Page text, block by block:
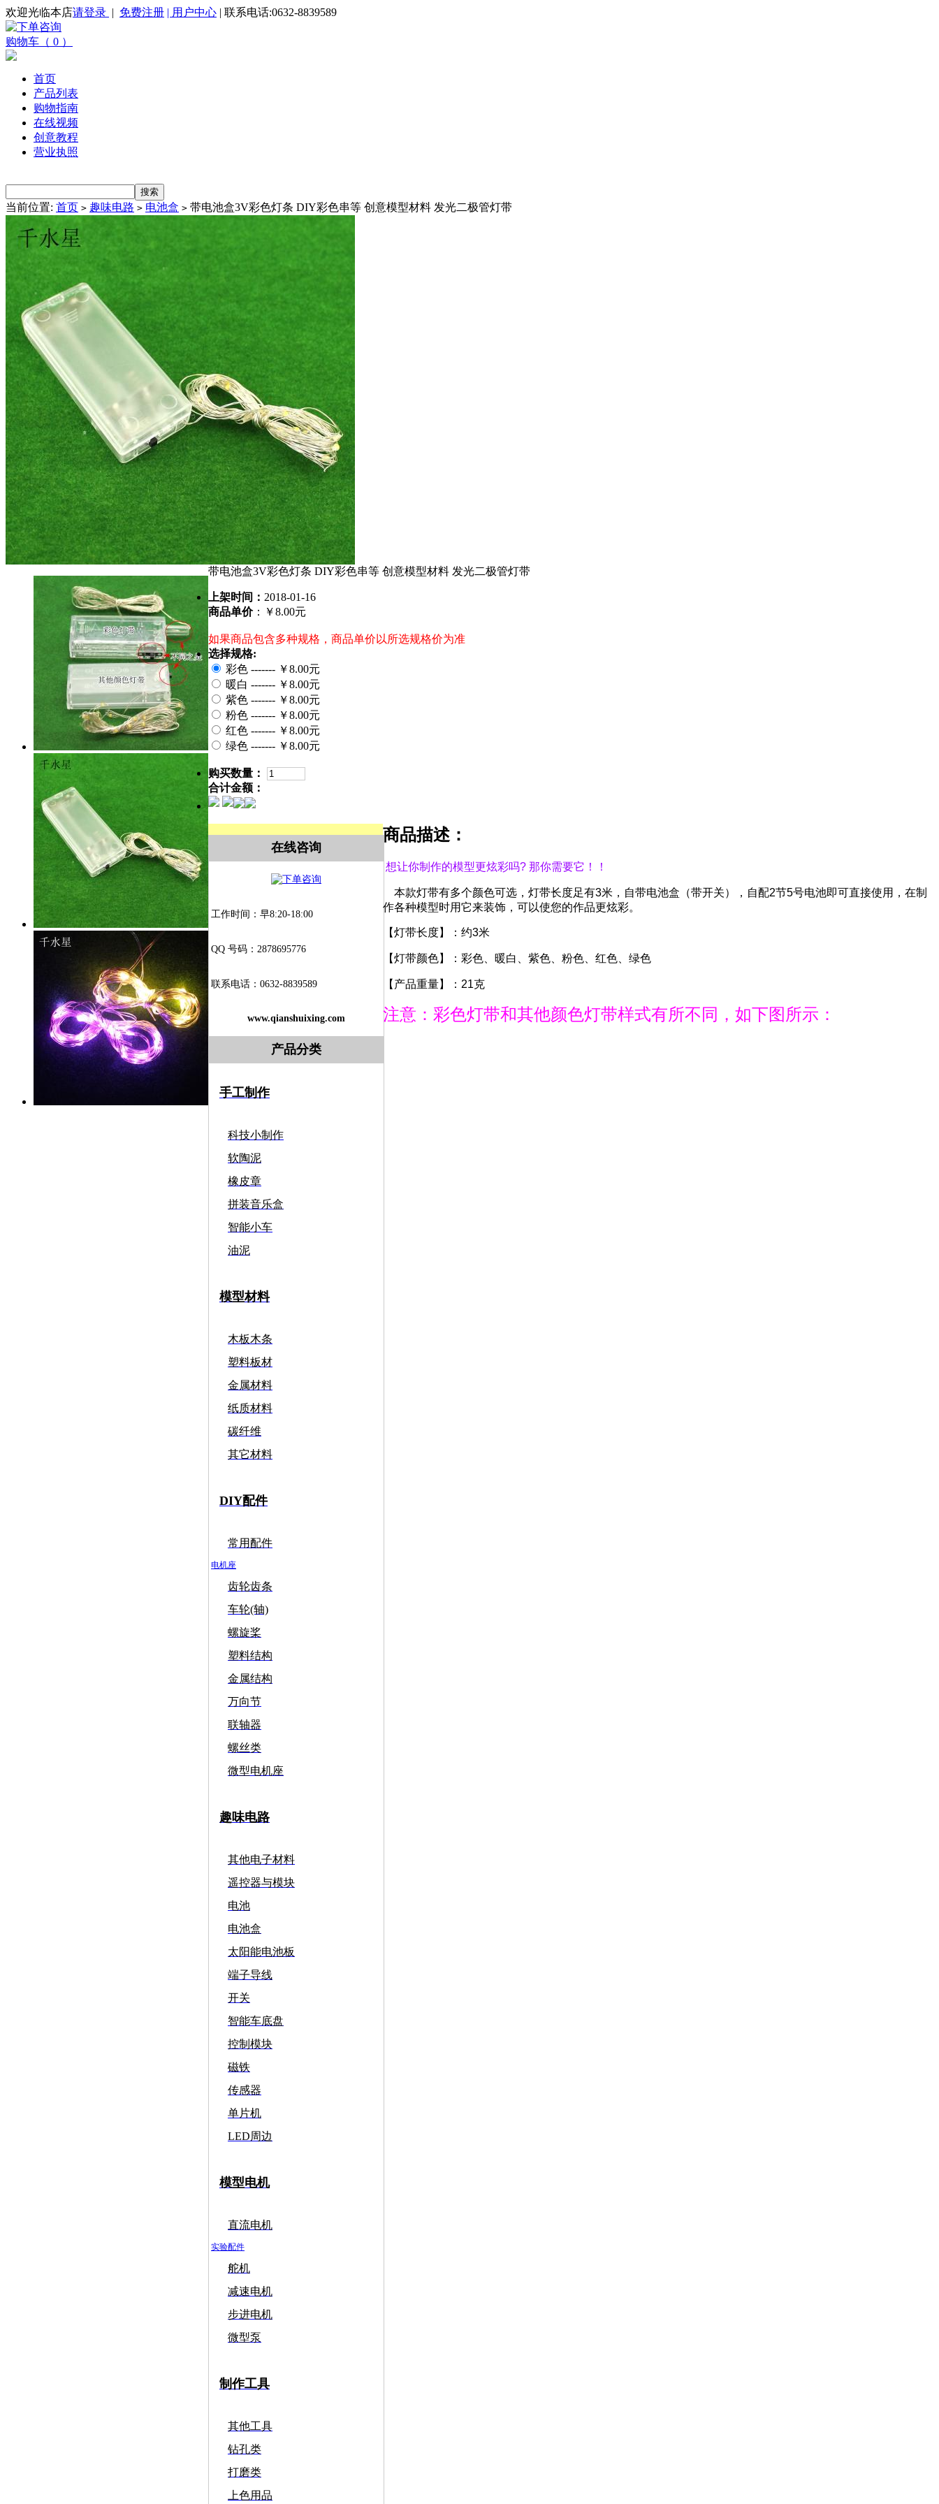
欢迎光临本店请登录 | 免费注册 | 用户中心 | 联系电话:0632-8839589
购物车（ 0 ）
首页
产品列表
购物指南
在线视频
创意教程
营业执照
当前位置: 首页 > 趣味电路 > 电池盒 > 带电池盒3V彩色灯条 DIY彩色串等 创意模型材料 发光二极管灯带
带电池盒3V彩色灯条 DIY彩色串等 创意模型材料 发光二极管灯带
上架时间： 2018-01-16
商品单价：￥8.00元
如果商品包含多种规格，商品单价以所选规格价为准
选择规格:
彩色 ------- ￥8.00元
暖白 ------- ￥8.00元
紫色 ------- ￥8.00元
粉色 ------- ￥8.00元
红色 ------- ￥8.00元
绿色 ------- ￥8.00元
购买数量：
合计金额：
在线咨询
工作时间：早8:20-18:00
QQ 号码：2878695776
联系电话：0632-8839589
www.qianshuixing.com
产品分类
手工制作
科技小制作
软陶泥
橡皮章
拼装音乐盒
智能小车
油泥
模型材料
木板木条
塑料板材
金属材料
纸质材料
碳纤维
其它材料
DIY配件
常用配件
电机座
齿轮齿条
车轮(轴)
螺旋桨
塑料结构
金属结构
万向节
联轴器
螺丝类
微型电机座
趣味电路
其他电子材料
遥控器与模块
电池
电池盒
太阳能电池板
端子导线
开关
智能车底盘
控制模块
磁铁
传感器
单片机
LED周边
模型电机
直流电机
实验配件
舵机
减速电机
步进电机
微型泵
制作工具
其他工具
钻孔类
打磨类
上色用品
商品描述：
想让你制作的模型更炫彩吗? 那你需要它！！
本款灯带有多个颜色可选，灯带长度足有3米，自带电池盒（带开关），自配2节5号电池即可直接使用，在制
作各种模型时用它来装饰，可以使您的作品更炫彩。
【灯带长度】：约3米
【灯带颜色】：彩色、暖白、紫色、粉色、红色、绿色
【产品重量】：21克
注意：彩色灯带和其他颜色灯带样式有所不同，如下图所示：